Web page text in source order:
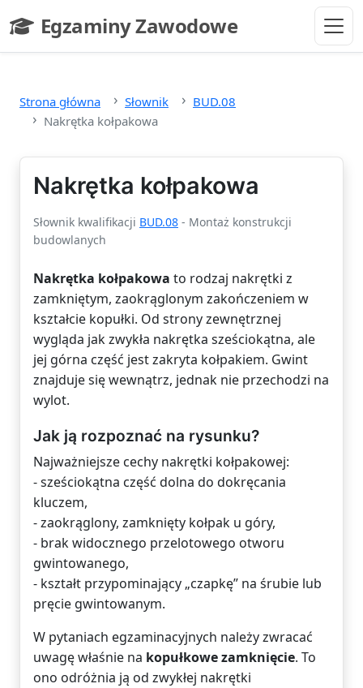
Egzaminy Zawodowe
- strona główna
Strona główna Słownik
BUD.08
Nakrętka kołpakowa
Nakrętka kołpakowa
Słownik kwalifikacji BUD.08 - Montaż konstrukcji
budowlanych
Nakrętka kołpakowa to rodzaj nakrętki z
zamkniętym, zaokrąglonym zakończeniem w
kształcie kopułki. Od strony zewnętrznej
wygląda jak zwykła nakrętka sześciokątna, ale
jej górna część jest zakryta kołpakiem. Gwint
znajduje się wewnątrz, jednak nie przechodzi na
wylot.
Jak ją rozpoznać na rysunku?
Najważniejsze cechy nakrętki kołpakowej:
- sześciokątna część dolna do dokręcania
kluczem,
- zaokrąglony, zamknięty kołpak u góry,
- brak widocznego przelotowego otworu
gwintowanego,
- kształt przypominający „czapkę” na śrubie lub
pręcie gwintowanym.
W pytaniach egzaminacyjnych należy zwracać
uwagę właśnie na kopułkowe zamknięcie. To
ono odróżnia ją od zwykłej nakrętki